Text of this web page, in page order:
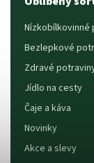
Nízkobílkovinné
Bezlepkové
Zdravé
Jídlo na cesty
Čaje a káva
Novinky
Akce a slevy